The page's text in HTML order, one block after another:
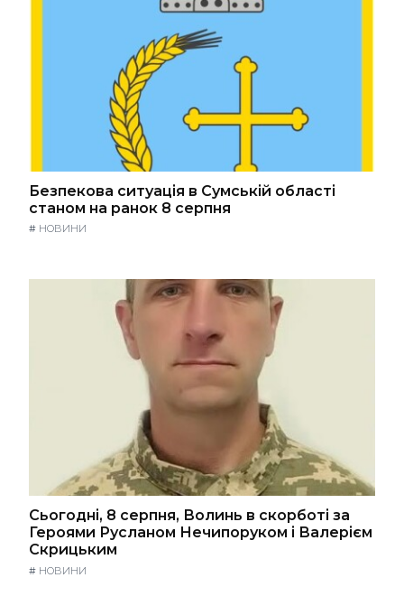
Безпекова ситуація в Сумській області
станом на ранок 8 серпня
# НОВИНИ
Сьогодні, 8 серпня, Волинь в скорботі за
Героями Русланом Нечипоруком і Валерієм
Скрицьким
# НОВИНИ